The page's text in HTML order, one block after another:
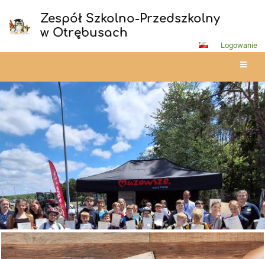
Zespół Szkolno-Przedszkolny
w Otrębusach
Logowanie
Strona
główna